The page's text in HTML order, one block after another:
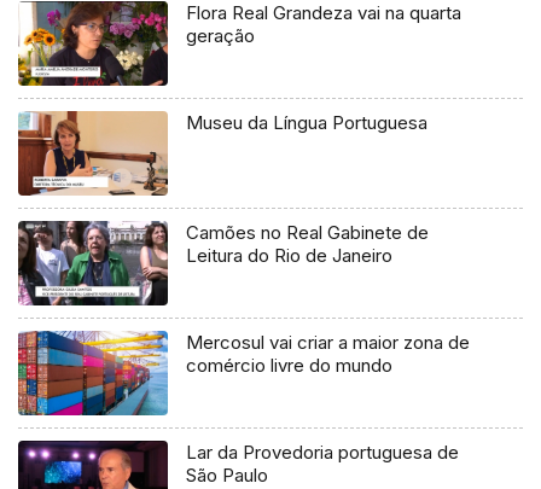
Flora Real Grandeza vai na quarta
geração
Museu da Língua Portuguesa
Camões no Real Gabinete de
Leitura do Rio de Janeiro
Mercosul vai criar a maior zona de
comércio livre do mundo
Lar da Provedoria portuguesa de
São Paulo